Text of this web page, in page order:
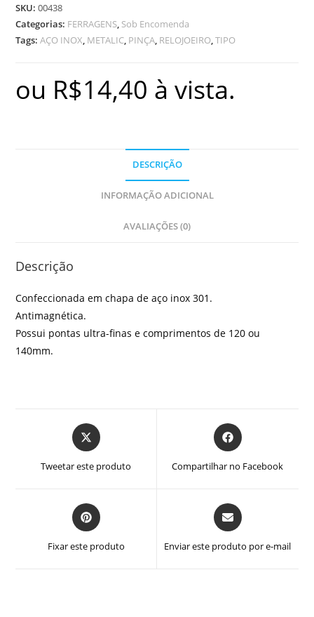
SKU:00438
Categorias: FERRAGENS, Sob Encomenda
Tags:AÇO INOX, METALIC, PINÇA, RELOJOEIRO,TIPO
ou R$14,40 à vista.
DESCRIÇÃO
INFORMAÇÃO ADICIONAL
AVALIAÇÕES (0)
Descrição
Confeccionada em chapa de aço inox 301.
Antimagnética.
Possui pontas ultra-finas e comprimentos de 120 ou
140mm.
Abre
em
nova
Tweetar este produto
Abre
em
nova
Compartilhar no Facebook
Abre
em
nova
Fixar este produto
Abre
em
nova
Enviar este produto por e-mail